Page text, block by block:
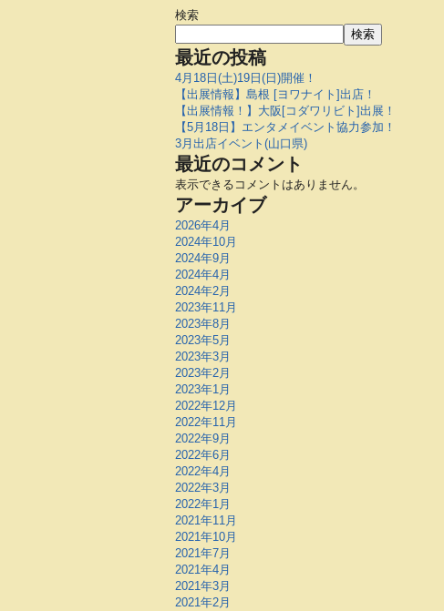
検索
検索
最近の投稿
4月18日(土)19日(日)開催！
【出展情報】島根 [ヨワナイト]出店！
【出展情報！】大阪[コダワリビト]出展！
【5月18日】エンタメイベント協力参加！
3月出店イベント(山口県)
最近のコメント
表示できるコメントはありません。
アーカイブ
2026年4月
2024年10月
2024年9月
2024年4月
2024年2月
2023年11月
2023年8月
2023年5月
2023年3月
2023年2月
2023年1月
2022年12月
2022年11月
2022年9月
2022年6月
2022年4月
2022年3月
2022年1月
2021年11月
2021年10月
2021年7月
2021年4月
2021年3月
2021年2月